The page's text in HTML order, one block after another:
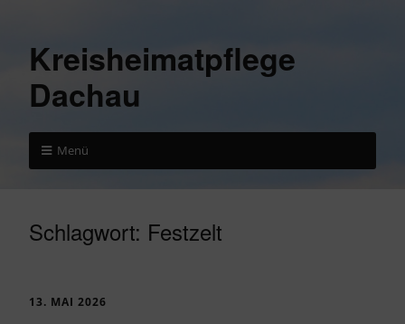
Kreisheimatpflege
Dachau
Menü
Schlagwort: Festzelt
13. MAI 2026